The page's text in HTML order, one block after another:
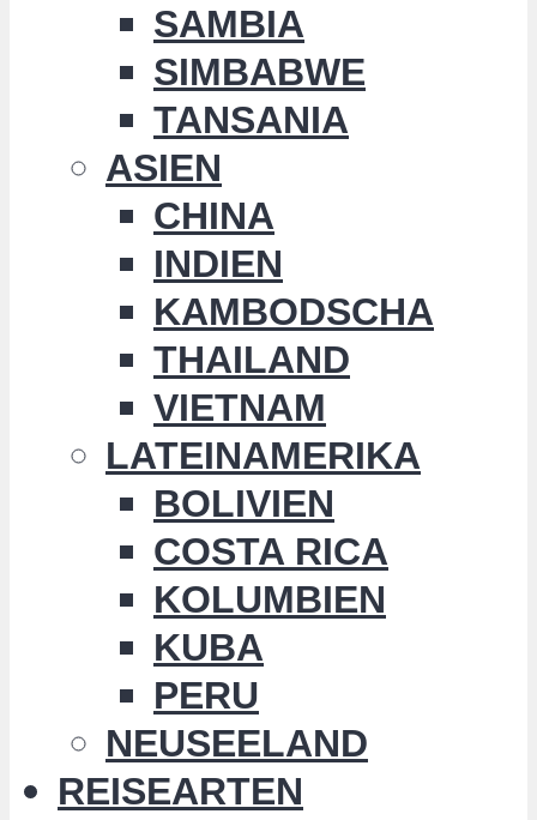
SAMBIA
SIMBABWE
TANSANIA
ASIEN
CHINA
INDIEN
KAMBODSCHA
THAILAND
VIETNAM
LATEINAMERIKA
BOLIVIEN
COSTA RICA
KOLUMBIEN
KUBA
PERU
NEUSEELAND
REISEARTEN